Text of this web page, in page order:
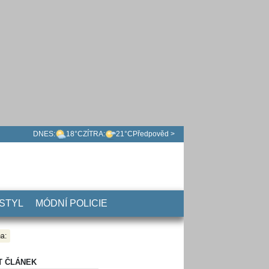
DNES: 18°CZÍTRA: 21°C Předpověd >
MÓDNÍ POLICIE
ČLÁNEK